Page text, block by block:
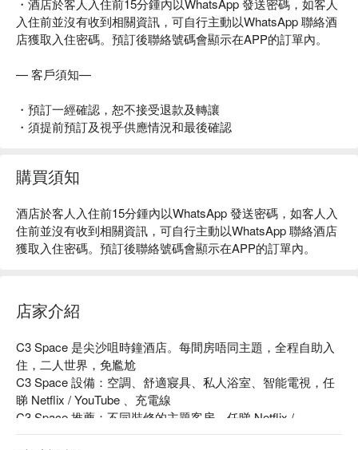
・酒店於客人入住前15分鍾內以WhatsApp 發送密碼，如客人
入住前並沒有收到相關資訊，可自行主動以WhatsApp 聯絡酒
店獲取入住密碼。預訂後聯絡號碼會顯示在APP的訂單內。
— 客戶須知—
・預訂一經確認，恕不接受退款及轉讓
・須提前預訂及視乎供應情況和最後確認
購買須知
酒店於客人入住前15分鍾內以WhatsApp 發送密碼，如客人入
住前並沒有收到相關資訊，可自行主動以WhatsApp 聯絡酒店
獲取入住密碼。預訂後聯絡號碼會顯示在APP的訂單內。
店家介紹
C3 Space 是尖沙咀時鐘酒店。每間房唔同主題，全程自助入
住，二人世界，免尷尬
C3 Space 設備：空調、舒適寢具、私人浴室、智能電視，任
睇 Netflix / YouTube 、充電線
C3 Space 推薦：不同裝修的主題客房、任睇 Netflix /
YouTube、交通便利、全程自助 check-in